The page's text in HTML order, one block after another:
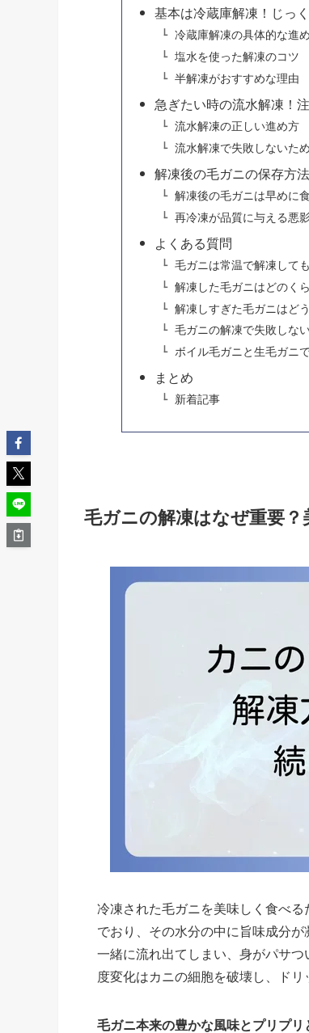
基本は冷蔵庫解凍！じっ
冷蔵庫解凍の具体的な進
塩水を使った解凍のコツ
半解凍がおすすめな理由
急ぎたい時の流水解凍！
流水解凍の正しい進め方
流水解凍で失敗しないた
解凍後の毛ガニの保存方
解凍後の毛ガニは早めに
再冷凍が品質に与える悪
よくある質問
毛ガニは常温で解凍して
解凍した毛ガニはどのく
解凍しすぎた毛ガニはど
毛ガニの解凍で失敗しな
ボイル毛ガニと生毛ガニ
まとめ
新着記事
毛ガニの解凍はなぜ重要
冷凍された毛ガニを美味しく食べ
でおり、その水分の中に旨味成分
一緒に流れ出てしまい、身がパサ
度変化はカニの細胞を破壊し、ド
毛ガニ本来の豊かな風味とプリプ